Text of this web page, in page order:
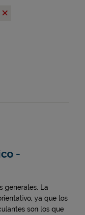
-
generales. La
ya que los
son los que